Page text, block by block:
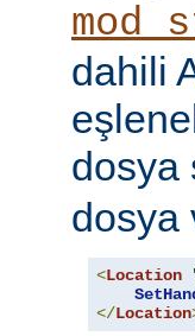
dahili
dosya
dosya
<Location
</Location